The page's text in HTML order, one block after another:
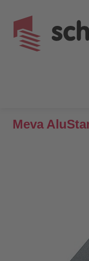
Meva